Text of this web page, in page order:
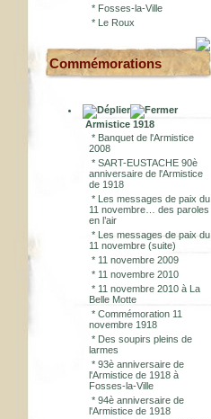
* Fosses-la-Ville
* Le Roux
Commémorations
Armistice 1918
* Banquet de l'Armistice
2008
* SART-EUSTACHE 90è
anniversaire de l'Armistice
de 1918
* Les messages de paix du
11 novembre… des paroles
en l’air
* Les messages de paix du
11 novembre (suite)
* 11 novembre 2009
* 11 novembre 2010
* 11 novembre 2010 à La
Belle Motte
* Commémoration 11
novembre 1918
* Des soupirs pleins de
larmes
* 93è anniversaire de
l'Armistice de 1918 à
Fosses-la-Ville
* 94è anniversaire de
l'Armistice de 1918